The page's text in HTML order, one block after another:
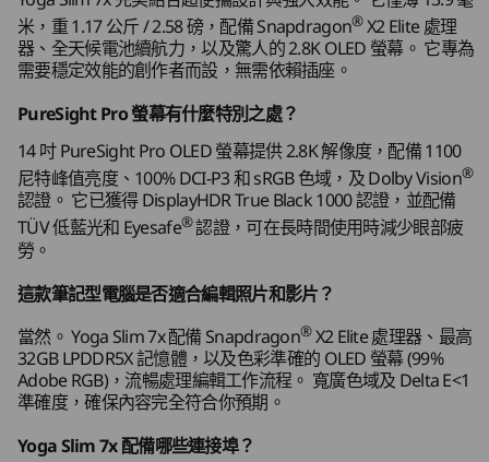
纖薄輕巧設計
準備就緒
Yoga Slim 7x 重量僅為 1.17 公斤 / 2.58 磅，薄
13.9 毫米 / 0.55 吋，集強大功能與輕鬆便攜性於
一身。 Comfort Edge 設計使其更易於握持。無論
你正在編輯或隨時隨地多工處理，它都能支援你的
Blue 配色，外觀時尚又現代，全面反映你的生活
方式。
性、系統組態和作業環境；實際速度會有所不同，可能會低於預期。
無線
WiFi 7
Bluetooth
5.4
規格可能因地區/型號而異。
設計
14 吋 2.8K (2880 x 1800) OLED、120Hz VRR、16:10、
PureSight Pro、1100 尼特峰值亮度 (HDR)、100%
sRGB、100% P3、99% Adobe RGB、Delta E < 1、Dolby
、VESA Certified DisplayHDR™ True Black
Gen 4 M.2 SSD
購物
PCIe
Explore All Laptops
米，重 1.17 公斤 / 2.58 磅，配備 Snapdragon®X2 Elite 處理
器、全天候電池續航力，以及驚人的 2.8K OLED 螢幕。 它專為
需要穩定效能的創作者而設，無需依賴插座。
PureSight Pro 螢幕有什麼特別之處？
14 吋 PureSight Pro OLED 螢幕提供 2.8K 解像度，配備 1100
尼特峰值亮度、100% DCI-P3 和 sRGB 色域，及 Dolby Vision®
認證。 它已獲得 DisplayHDR True Black 1000 認證，並配備
TÜV 低藍光和 Eyesafe®認證，可在長時間使用時減少眼部疲
勞。
這款筆記型電腦是否適合編輯照片和影片？
當然。 Yoga Slim 7x 配備 Snapdragon®X2 Elite 處理器、最高
32GB LPDDR5X 記憶體，以及色彩準確的 OLED 螢幕 (99%
Adobe RGB)，流暢處理編輯工作流程。 寬廣色域及 Delta E<1
準確度，確保內容完全符合你預期。
Yoga Slim 7x 配備哪些連接埠？